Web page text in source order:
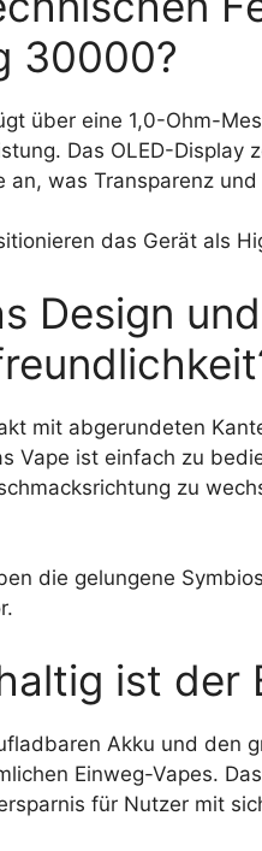
30000?
über eine 1,0-Ohm-
Das OLED-
an, was Transparenz
das Gerät als
Design
mit abgerundeten
Vape ist einfach zu
zu
die gelungene
ist der
Akku und den
Einweg-Vapes.
für Nutzer mit